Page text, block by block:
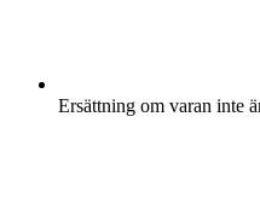
Ersättning om varan inte